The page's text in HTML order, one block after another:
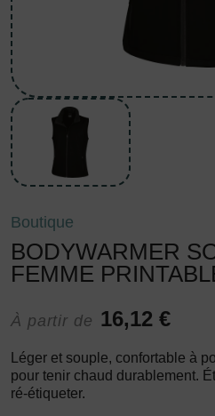
Boutique
BODYWARMER
FEMME
À partir de 16,12 €
Léger et souple, confortable à
pour tenir chaud durablement.
ré-étiqueter.